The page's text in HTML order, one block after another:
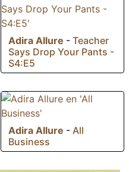
Adira Allure - Teacher
Says Drop Your Pants -
S4:E5
Adira Allure - All
Business